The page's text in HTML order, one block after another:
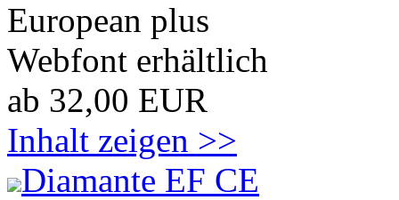
European plus
Webfont erhältlich
ab 32,00 EUR
Inhalt zeigen >>
Diamante EF CE